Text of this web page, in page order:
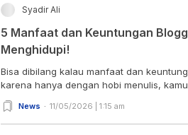
Syadir Ali
5 Manfaat dan Keuntungan
Menghidupi!
Bisa dibilang kalau manfaat dan
karena hanya dengan hobi menulis, kamu
News 11/05/2026 | 1:15 am